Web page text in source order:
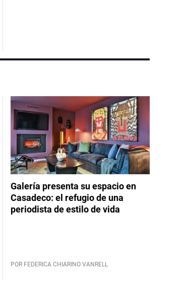
Galería presenta su espacio en
Casadeco: el refugio de una
periodista de estilo de vida
POR FEDERICA CHIARINO VANRELL